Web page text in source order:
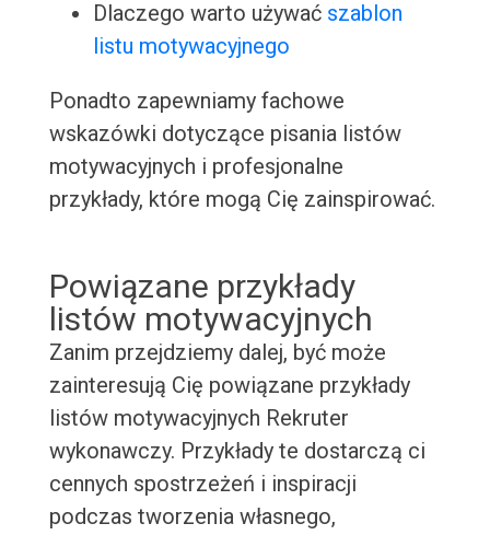
Dlaczego warto używać szablon
listu motywacyjnego
Ponadto zapewniamy fachowe
wskazówki dotyczące pisania listów
motywacyjnych i profesjonalne
przykłady, które mogą Cię zainspirować.
Powiązane przykłady
listów motywacyjnych
Zanim przejdziemy dalej, być może
zainteresują Cię powiązane przykłady
listów motywacyjnych Rekruter
wykonawczy. Przykłady te dostarczą ci
cennych spostrzeżeń i inspiracji
podczas tworzenia własnego,